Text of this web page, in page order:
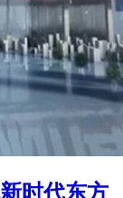
时代东方